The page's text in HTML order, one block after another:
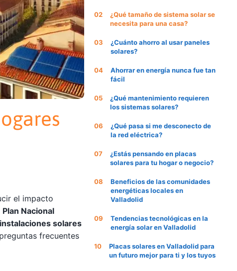
el impacto
Plan Nacional
instalaciones solares
frecuentes
¿Qué tamaño de sistema solar se
necesita para una casa?
¿Cuánto ahorro al usar paneles
solares?
Ahorrar en energía nunca fue tan
fácil
¿Qué mantenimiento requieren
los sistemas solares?
¿Qué pasa si me desconecto de
la red eléctrica?
¿Estás pensando en placas
solares para tu hogar o negocio?
Beneficios de las comunidades
energéticas locales en
Valladolid
Tendencias tecnológicas en la
energía solar en Valladolid
Placas solares en Valladolid para
un futuro mejor para ti y los tuyos